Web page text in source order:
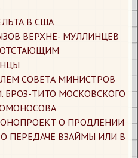
В США
ВЕРХНЕ- МУЛЛИНЦЕВ
СОВЕТА МИНИСТРОВ
ТИТО МОСКОВСКОГО
О ПРОДЛЕНИИ
ПЕРЕДАЧЕ ВЗАЙМЫ ИЛИ В